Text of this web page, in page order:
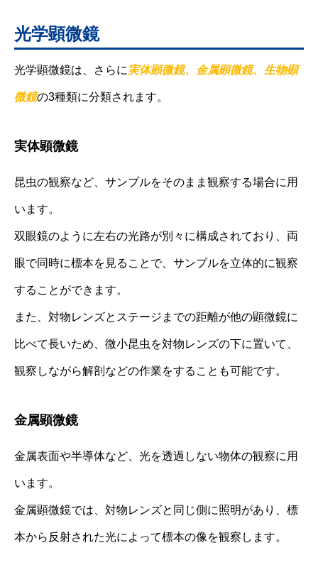
光学顕微鏡
光学顕微鏡は、さらに 実体顕微鏡、金属顕微鏡、生物顕
微鏡の3種類に分類されます。
実体顕微鏡
昆虫の観察など、サンプルをそのまま観察する場合に用
います。
双眼鏡のように左右の光路が別々に構成されており、両
眼で同時に標本を見ることで、サンプルを立体的に観察
することができます。
また、対物レンズとステージまでの距離が他の顕微鏡に
比べて長いため、微小昆虫を対物レンズの下に置いて、
観察しながら解剖などの作業をすることも可能です。
金属顕微鏡
金属表面や半導体など、光を透過しない物体の観察に用
います。
金属顕微鏡では、対物レンズと同じ側に照明があり、標
本から反射された光によって標本の像を観察します。